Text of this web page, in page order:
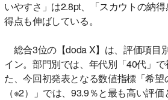
いやすさ」は2.8pt、「スカウトの納
得点も伸ばしている。
総合3位の【doda X】は、評価項目
イン。部門別では、年代別「40代」
た、今回初発表となる数値指標「希望
（※2）」では、93.9％と最も高い評価